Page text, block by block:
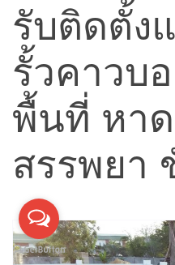
รับติดตั้ง
รั้วคาวบ
พื้นที่ หา
สรรพยา